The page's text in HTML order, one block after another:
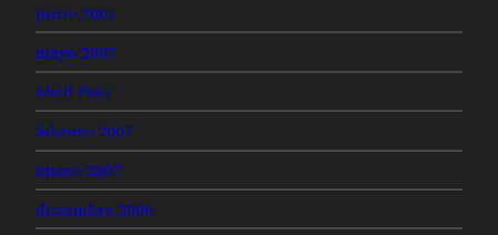
junio 2007
mayo 2007
abril 2007
febrero 2007
enero 2007
diciembre 2006